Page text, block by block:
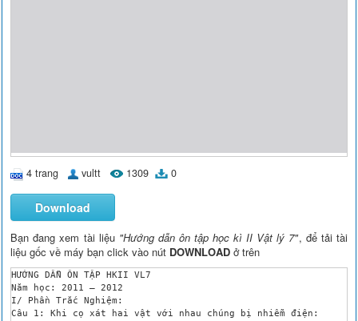
4 trang vultt 1309 0
Download
Bạn đang xem tài liệu "Hướng dẫn ôn tập học kì II Vật lý 7", để tải tài
liệu gốc về máy bạn click vào nút DOWNLOAD ở trên
HƯỚNG DẪN ÔN TẬP HKII VL7
Năm học: 2011 – 2012
I/ Phần Trắc Nghiệm:
Câu 1: Khi cọ xát hai vật với nhau chúng bị nhiễm điện: